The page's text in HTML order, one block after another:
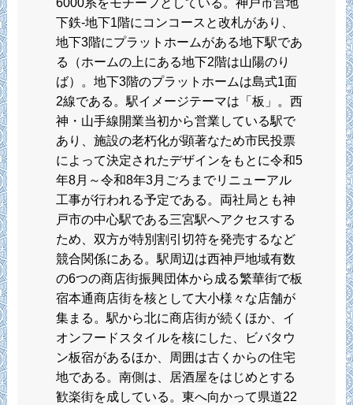
下鉄-地下1階にコンコースと改札があり、
地下3階にプラットホームがある地下駅であ
る（ホームの上にある地下2階は山陽のり
ば）。地下3階のプラットホームは島式1面
2線である。駅イメージテーマは「板」。西
神・山手線開業当初から営業している駅で
あり、施設の老朽化が顕著なため市民投票
によって決定されたデザインをもとに令和5
年8月～令和8年3月ごろまでリニューアル
工事が行われる予定である。両社局とも神
戸市の中心駅である三宮駅へアクセスする
ため、双方が特別割引切符を発売するなど
競合関係にある。駅周辺は西神戸地域有数
の6つの商店街振興団体から成る繁華街で板
宿本通商店街を核として大小様々な店舗が
集まる。駅から北に商店街が続くほか、イ
オンフードスタイルを核にした、ビバタウ
ン板宿があるほか、周囲は古くからの住宅
地である。南側は、居酒屋をはじめとする
歓楽街を成している。東へ向かって県道22